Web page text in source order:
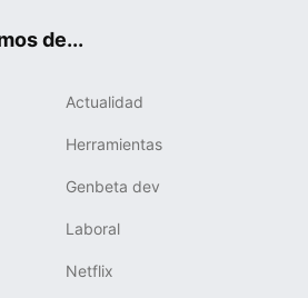
de...
Actualidad
Herramientas
Genbeta dev
Laboral
Netflix